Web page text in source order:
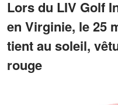
Lors du LIV Golf
en Virginie, le 25
tient au soleil,
rouge